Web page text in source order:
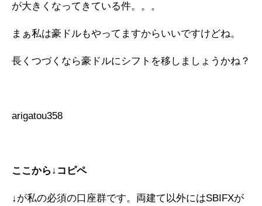
が大きくなってきている件。。。
まぁ私は豪ドルもやってますからいいですけどね。
長くつづくなら豪ドルにシフトを移しましょうかね？
arigatou358
ここから↓コピペ
↓が私の必須の口座群です。両建て以外にはSBIFXが